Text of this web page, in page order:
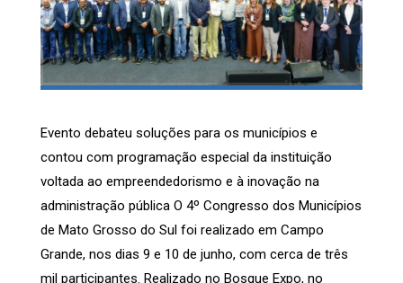
Evento debateu soluções para os municípios e
contou com programação especial da instituição
voltada ao empreendedorismo e à inovação na
administração pública O 4º Congresso dos Municípios
de Mato Grosso do Sul foi realizado em Campo
Grande, nos dias 9 e 10 de junho, com cerca de três
mil participantes. Realizado no Bosque Expo, no